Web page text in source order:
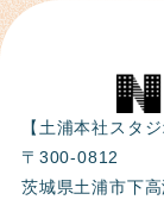
【土浦本社スタジ
〒300-0812
茨城県土浦市下